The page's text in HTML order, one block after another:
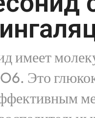
имеет
Это